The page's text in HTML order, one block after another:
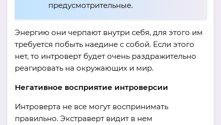
предусмотрительные.
Энергию они черпают внутри себя, для этого им
требуется побыть наедине с собой. Если этого
нет, то интроверт будет очень раздражительно
реагировать на окружающих и мир.
Негативное восприятие интроверсии
Интроверта не все могут воспринимать
правильно. Экстраверт видит в нем